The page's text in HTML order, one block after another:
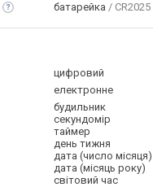
батарейка /
цифровий
електронне
будильник
секундомір
таймер
день тижня
дата (число місяця)
дата (місяць року)
світовий час